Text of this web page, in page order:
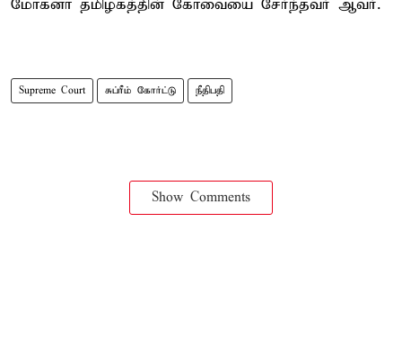
மோகனா தமிழகத்தின் கோவையை சேர்ந்தவர் ஆவர்.
Supreme Court சுப்ரீம் கோர்ட்டு நீதிபதி
Show Comments